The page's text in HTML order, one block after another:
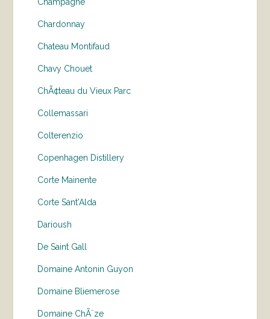
Chardonnay
Chateau Montifaud
Chavy Chouet
ChÃ¢teau du Vieux Parc
Collemassari
Colterenzio
Copenhagen Distillery
Corte Mainente
Corte Sant'Alda
Darioush
De Saint Gall
Domaine Antonin Guyon
Domaine Bliemerose
Domaine ChÃ¨ze